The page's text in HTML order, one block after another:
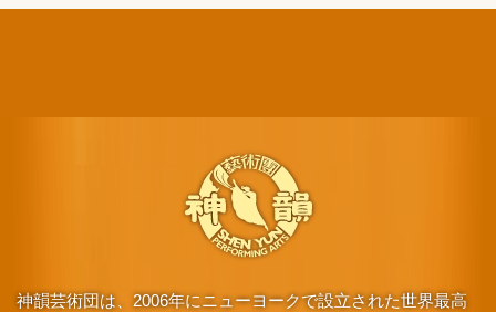
神韻芸術団は、2006年にニューヨークで設立された世界最高